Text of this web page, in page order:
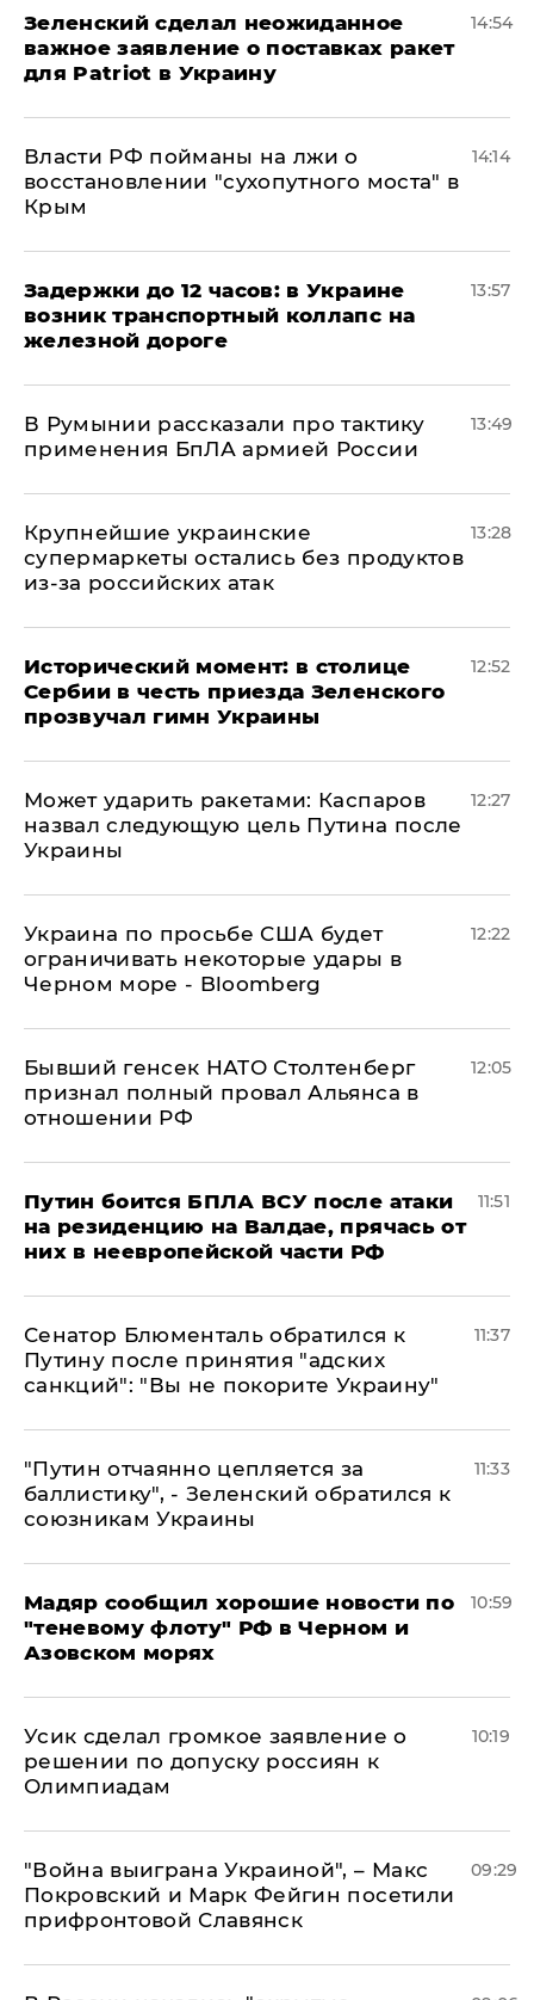
Зеленский сделал неожиданное
важное заявление о поставках ракет
для Patriot в Украину
14:54
Власти РФ пойманы на лжи о
восстановлении "сухопутного моста" в
Крым
14:14
Задержки до 12 часов: в Украине
возник транспортный коллапс на
железной дороге
13:57
В Румынии рассказали про тактику
применения БпЛА армией России
13:49
Крупнейшие украинские
супермаркеты остались без продуктов
из-за российских атак
13:28
Исторический момент: в столице
Сербии в честь приезда Зеленского
прозвучал гимн Украины
12:52
Может ударить ракетами: Каспаров
назвал следующую цель Путина после
Украины
12:27
Украина по просьбе США будет
ограничивать некоторые удары в
Черном море - Bloomberg
12:22
Бывший генсек НАТО Столтенберг
признал полный провал Альянса в
отношении РФ
12:05
Путин боится БПЛА ВСУ после атаки
на резиденцию на Валдае, прячась от
них в неевропейской части РФ
11:51
Сенатор Блюменталь обратился к
Путину после принятия "адских
санкций": "Вы не покорите Украину"
11:37
"Путин отчаянно цепляется за
баллистику", - Зеленский обратился к
союзникам Украины
11:33
Мадяр сообщил хорошие новости по
"теневому флоту" РФ в Черном и
Азовском морях
10:59
Усик сделал громкое заявление о
решении по допуску россиян к
Олимпиадам
10:19
"Война выиграна Украиной", – Макс
Покровский и Марк Фейгин посетили
прифронтовой Славянск
09:29